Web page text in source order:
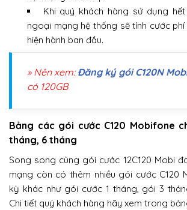
Khi quý khách hàng sử dụng
ngoại mạng hệ thống sẽ tính cước
hiện hành ban đầu.
» Nên xem: Đăng ký gói C120N
có 120GB
Bảng các gói cước C120 Mobifone
tháng, 6 tháng
Song song cùng gói cước 12C120 Mobi
mạng còn có thêm nhiều gói cước C120
kỳ khác như gói cước 1 tháng, gói 3
Chi tiết quý khách hàng hãy xem trong